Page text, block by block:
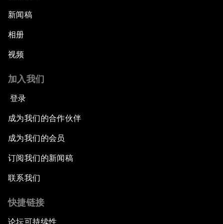
新闻稿
相册
视频
加入我们
登录
成为我们的合作伙伴
成为我们的会员
订阅我们的新闻稿
联系我们
快捷链接
论坛可持续性